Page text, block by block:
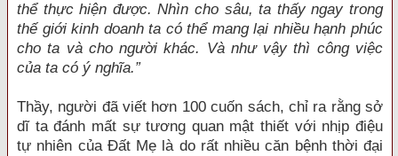
thể thực hiện được. Nhìn cho sâu, ta thấy ngay trong
thế giới kinh doanh ta có thể mang lại nhiều hạnh phúc
cho ta và cho người khác. Và như vậy thì công việc
của ta có ý nghĩa.”
Thầy, người đã viết hơn 100 cuốn sách, chỉ ra rằng sở
dĩ ta đánh mất sự tương quan mật thiết với nhịp điệu
tự nhiên của Đất Mẹ là do rất nhiều căn bệnh thời đại